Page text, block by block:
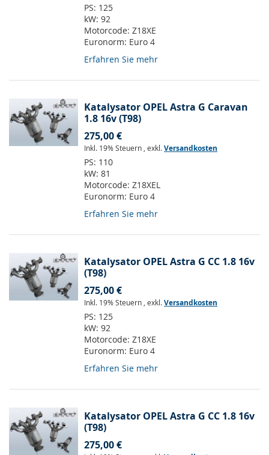
PS: 125
kW: 92
Motorcode: Z18XE
Euronorm: Euro 4
Erfahren Sie mehr
Katalysator OPEL Astra G Caravan
1.8 16v (T98)
275,00 €
Inkl. 19% Steuern , exkl.Versandkosten
PS: 110
kW: 81
Motorcode: Z18XEL
Euronorm: Euro 4
Erfahren Sie mehr
Katalysator OPEL Astra G CC 1.8 16v
(T98)
275,00 €
Inkl. 19% Steuern , exkl.Versandkosten
PS: 125
kW: 92
Motorcode: Z18XE
Euronorm: Euro 4
Erfahren Sie mehr
Katalysator OPEL Astra G CC 1.8 16v
(T98)
275,00 €